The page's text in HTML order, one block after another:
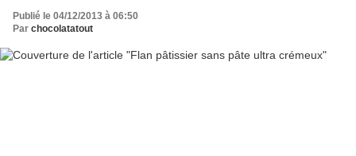
Publié le 04/12/2013 à 06:50
Par chocolatatout